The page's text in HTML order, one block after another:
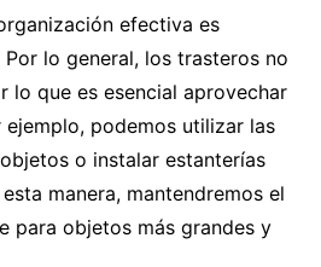
efectiva es
lo general, los trasteros no
lo que es esencial aprovechar
podemos utilizar las
o instalar estanterías
manera, mantendremos el
para objetos más grandes y